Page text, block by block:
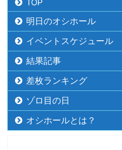
TOP
明日のオシホール
イベントスケジュール
結果記事
差枚ランキング
ゾロ目の日
オシホールとは？